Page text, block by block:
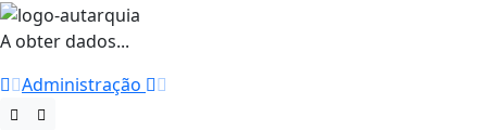
A obter dados...
Administração